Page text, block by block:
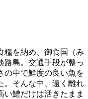
糧を納め、御食国（み
路島。交通手段が整っ
の中で鮮度の良い魚を
。そんな中、遠く離れ
い鱧だけは活きたまま